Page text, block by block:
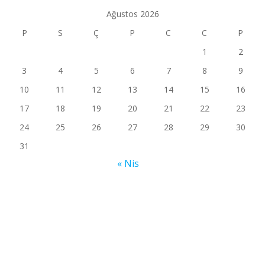
Ağustos 2026
P
S Ç P C C
P
1
2
3
4 5 6 7 8
9
10
11 12 13 14 15
16
17
18 19 20 21 22
23
24
25 26 27 28 29
30
31
« Nis